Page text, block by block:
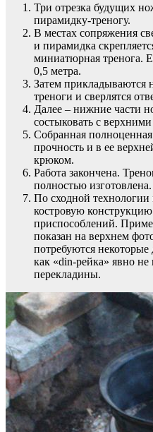
Три отрезка будущих
пирамидку-треногу.
В местах сопряжения
и пирамидка
миниатюрная тренога.
0,5 метра.
Затем прикладываются
треноги и сверлятся
Далее – нижние части
состыковать с
Собранная
прочность и в ее
крюком.
Работа закончена.
полностью изготовлена.
По сходной
костровую
приспособлений.
показан на верхнем
потребуются
как «din-рейка» явно
перекладины.